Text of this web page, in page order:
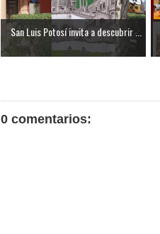
San Luis Potosí invita a descubrir ...
0 comentarios: